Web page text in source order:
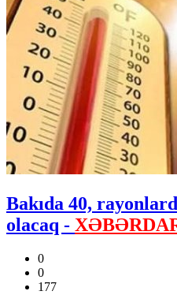
Bakıda 40,
olacaq -
0
0
177